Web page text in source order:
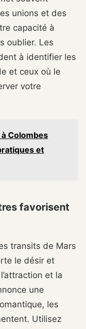
unions et des
capacité à
oublier. Les
à identifier les
et ceux où le
votre
Colombes
et
favorisent
transits de Mars
le désir et
et la
une
les
Utilisez